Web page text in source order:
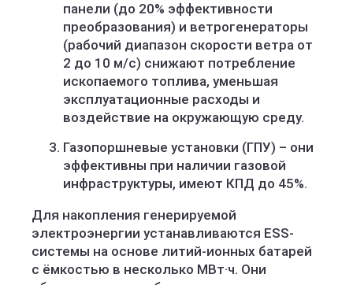
панели (до 20% эффективности
преобразования) и ветрогенераторы
(рабочий диапазон скорости ветра от
2 до 10 м/с) снижают потребление
ископаемого топлива, уменьшая
эксплуатационные расходы и
воздействие на окружающую среду.
Газопоршневые установки (ГПУ) – они
эффективны при наличии газовой
инфраструктуры, имеют КПД до 45%.
Для накопления генерируемой
электроэнергии устанавливаются ESS-
системы на основе литий-ионных батарей
с ёмкостью в несколько МВт·ч. Они